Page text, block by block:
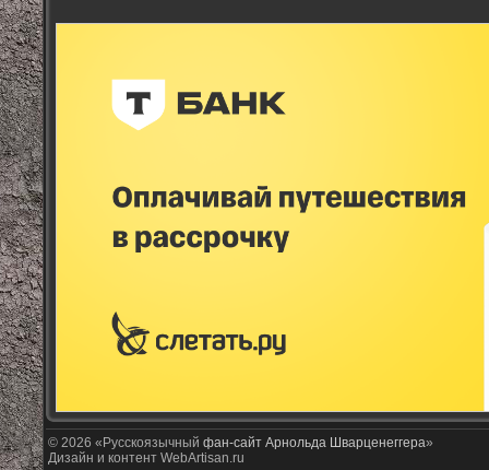
© 2026 «Русскоязычный фан-сайт Арнольда Шварценеггера»
Дизайн и контент WebArtisan.ru